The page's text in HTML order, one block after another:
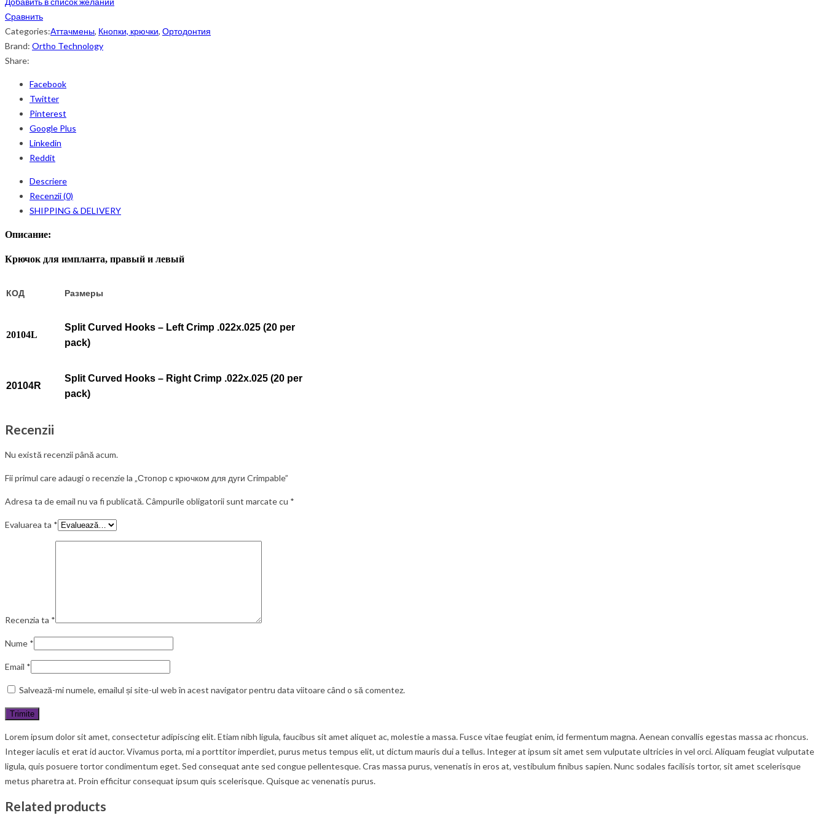
Сравнить
Categories:Аттачмены, Кнопки, крючки, Ортодонтия
Brand: Ortho Technology
Share:
Facebook
Twitter
Pinterest
Google Plus
Linkedin
Reddit
Descriere
Recenzii (0)
SHIPPING & DELIVERY
Описание:
Крючок для импланта, правый и левый
КОД Размеры
20104L
Split Curved Hooks – Left Crimp .022x.025 (20 per
pack)
20104R
Split Curved Hooks – Right Crimp .022x.025 (20 per
pack)
Recenzii
Nu există recenzii până acum.
Fii primul care adaugi o recenzie la „Стопор с крючком для дуги Crimpable”
Adresa ta de email nu va fi publicată.Câmpurile obligatorii sunt marcate cu *
Evaluarea ta *
Recenzia ta *
Nume *
Email *
Salvează-mi numele, emailul și site-ul web în acest navigator pentru data viitoare când o să comentez.
Lorem ipsum dolor sit amet, consectetur adipiscing elit. Etiam nibh ligula, faucibus sit amet aliquet ac, molestie a massa. Fusce vitae feugiat enim, id fermentum magna. Aenean convallis egestas massa ac rhoncus.
Integer iaculis et erat id auctor. Vivamus porta, mi a porttitor imperdiet, purus metus tempus elit, ut dictum mauris dui a tellus. Integer at ipsum sit amet sem vulputate ultricies in vel orci. Aliquam feugiat vulputate
ligula, quis posuere tortor condimentum eget. Sed consequat ante sed congue pellentesque. Cras massa purus, venenatis in eros at, vestibulum finibus sapien. Nunc sodales facilisis tortor, sit amet scelerisque
metus pharetra at. Proin efficitur consequat ipsum quis scelerisque. Quisque ac venenatis purus.
Related products